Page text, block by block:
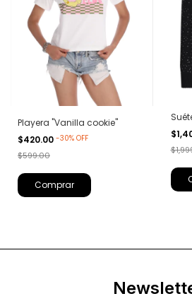
Playera "Vanilla cookie"
$420.00 -30% OFF
$599.00
Comprar